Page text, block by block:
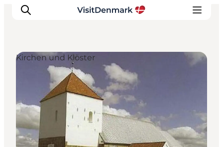
Inspiration
Regionen
Erlebnisse
Unterkünfte
Reiseplanung
Kirchen und Klöster